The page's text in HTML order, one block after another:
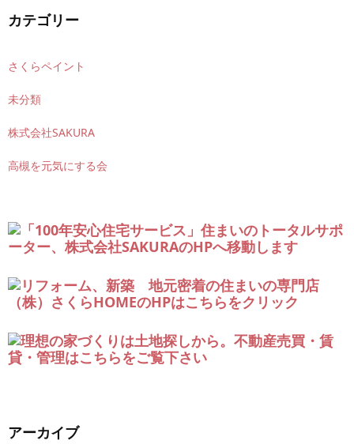
カテゴリー
さくらペイント
未分類
株式会社SAKURA
高槻を元気にする会
アーカイブ